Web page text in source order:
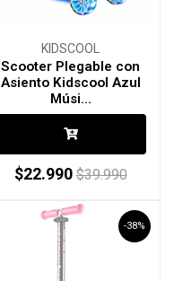
KIDSCOOL
Scooter Plegable con
Asiento Kidscool Azul
Músi...
$22.990 $39.990
-38%